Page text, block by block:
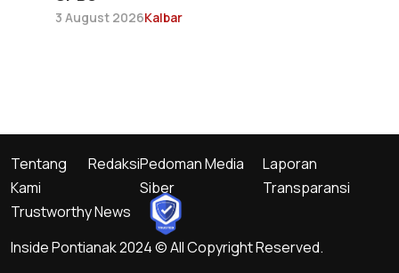
3 August 2026Kalbar
Inside Pontianak 2024 © All Copyright Reserved.
Trustworthy News
Tentang
Kami
RedaksiPedoman Media
Siber
Laporan
Transparansi